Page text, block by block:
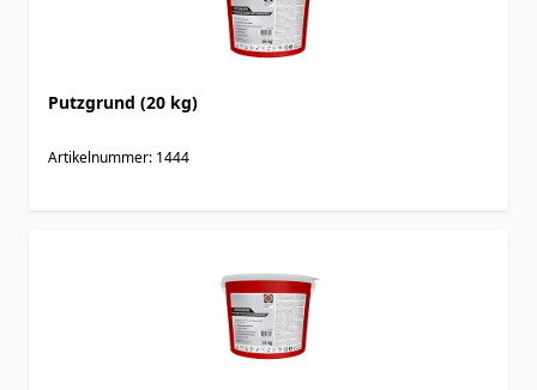
Putzgrund (20 kg)
Artikelnummer: 1444